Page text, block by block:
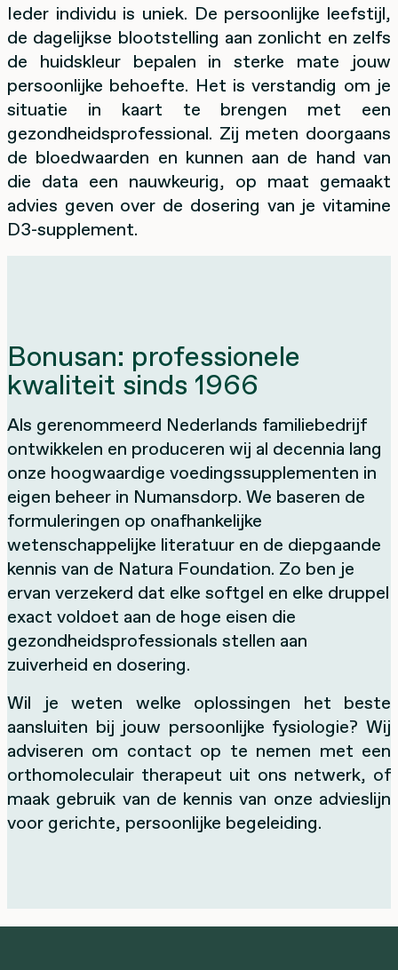
Ieder individu is uniek. De persoonlijke leefstijl,
de dagelijkse blootstelling aan zonlicht en zelfs
de huidskleur bepalen in sterke mate jouw
persoonlijke behoefte. Het is verstandig om je
situatie in kaart te brengen met een
gezondheidsprofessional. Zij meten doorgaans
de bloedwaarden en kunnen aan de hand van
die data een nauwkeurig, op maat gemaakt
advies geven over de dosering van je vitamine
D3-supplement.
Bonusan: professionele
kwaliteit sinds 1966
Als gerenommeerd Nederlands familiebedrijf
ontwikkelen en produceren wij al decennia lang
onze hoogwaardige voedingssupplementen in
eigen beheer in Numansdorp. We baseren de
formuleringen op onafhankelijke
wetenschappelijke literatuur en de diepgaande
kennis van de Natura Foundation. Zo ben je
ervan verzekerd dat elke softgel en elke druppel
exact voldoet aan de hoge eisen die
gezondheidsprofessionals stellen aan
zuiverheid en dosering.
Wil je weten welke oplossingen het beste
aansluiten bij jouw persoonlijke fysiologie? Wij
adviseren om contact op te nemen met een
orthomoleculair therapeut uit ons netwerk, of
maak gebruik van de kennis van onze advieslijn
voor gerichte, persoonlijke begeleiding.